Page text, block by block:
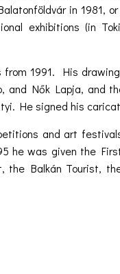
in 1981,
exhibitions (in
from 1991. His
Nők Lapja, and
He signed his
and art
he was given the
the Balkán Tourist,